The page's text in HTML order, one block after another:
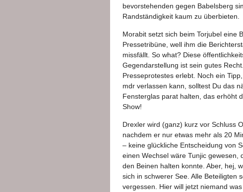
bevorstehenden gegen Babelsberg
Randständigkeit kaum zu überbieten.
Morabit setzt sich beim Torjubel eine
Pressetribüne, well ihm die
missfällt. So what? Diese
Gegendarstellung ist sein gutes
Presseprotestes erlebt. Noch ein
mdr verlassen kann, solltest Du das
Fensterglas parat halten, das erhöht
Show!
Drexler wird (ganz) kurz vor Schluss
nachdem er nur etwas mehr als 20
– keine glückliche Entscheidung von
einen Wechsel wäre Tunjic
den Beinen halten konnte. Aber, hej,
sich in schwerer See. Alle Beteiligten
vergessen. Hier will jetzt niemand